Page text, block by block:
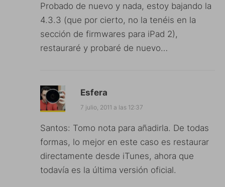
Probado de nuevo y nada, estoy bajando la
4.3.3 (que por cierto, no la tenéis en la
sección de firmwares para iPad 2),
restauraré y probaré de nuevo…
Esfera
7 julio, 2011 a las 12:37
Santos: Tomo nota para añadirla. De todas
formas, lo mejor en este caso es restaurar
directamente desde iTunes, ahora que
todavía es la última versión oficial.